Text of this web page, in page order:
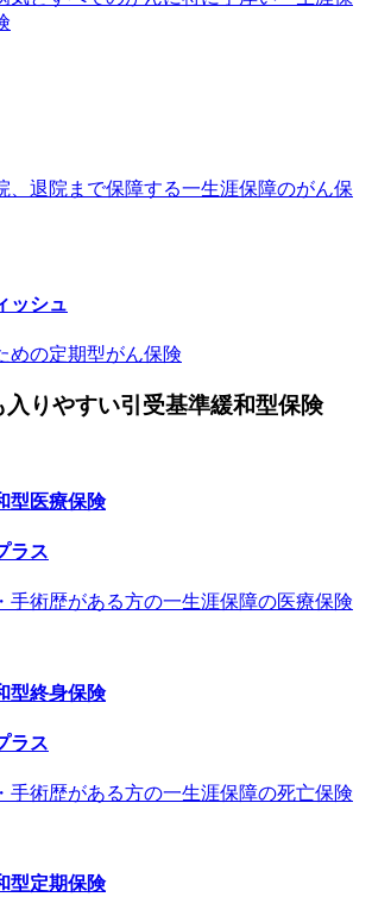
、退院まで保障する一生涯保障のがん保
ッシュ
めの定期型がん保険
りやすい引受基準緩和型保険
型医療保険
ラス
手術歴がある方の一生涯保障の医療保険
型終身保険
ラス
手術歴がある方の一生涯保障の死亡保険
型定期保険